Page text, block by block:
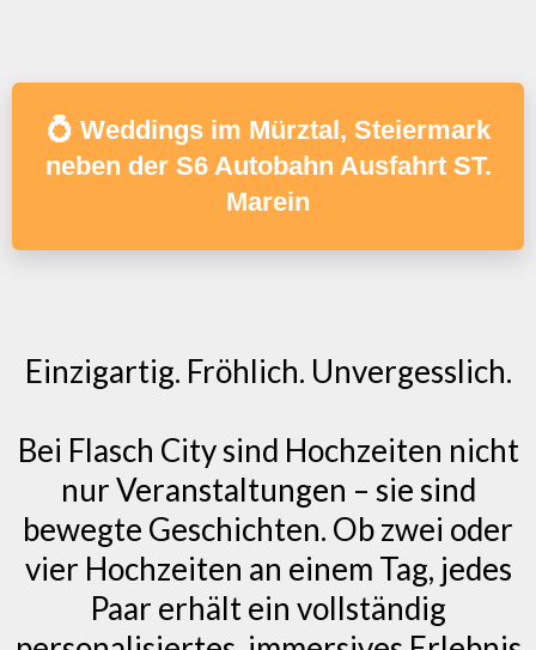
💍 Weddings im Mürztal, Steiermark
neben der S6 Autobahn Ausfahrt ST.
Marein
Einzigartig. Fröhlich. Unvergesslich.
Bei Flasch City sind Hochzeiten nicht
nur Veranstaltungen – sie sind
bewegte Geschichten. Ob zwei oder
vier Hochzeiten an einem Tag, jedes
Paar erhält ein vollständig